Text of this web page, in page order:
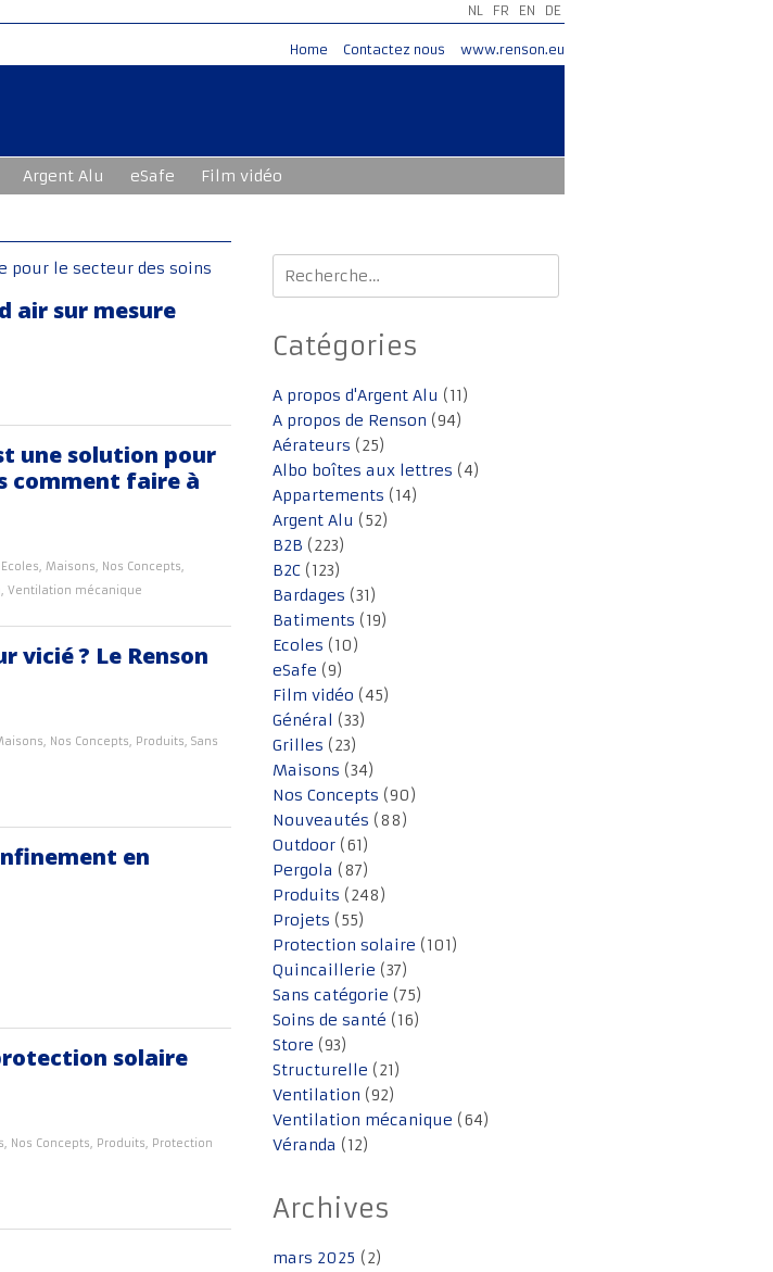
NL FR EN DE
Home Contactez nous www.renson.eu
Argent Alu eSafe Film vidéo
air sur mesure
une solution pour
comment faire à
Ecoles, Maisons, Nos Concepts,
, Ventilation mécanique
vicié ? Le Renson
, Nos Concepts, Produits, Sans
en
solaire
, Nos Concepts, Produits, Protection
Rechercher :
Catégories
A propos d'Argent Alu (11)
A propos de Renson (94)
Aérateurs (25)
Albo boîtes aux lettres (4)
Appartements (14)
Argent Alu (52)
B2B (223)
B2C (123)
Bardages (31)
Batiments (19)
Ecoles (10)
eSafe (9)
Film vidéo (45)
Général (33)
Grilles (23)
Maisons (34)
Nos Concepts (90)
Nouveautés (88)
Outdoor (61)
Pergola (87)
Produits (248)
Projets (55)
Protection solaire (101)
Quincaillerie (37)
Sans catégorie (75)
Soins de santé (16)
Store (93)
Structurelle (21)
Ventilation (92)
Ventilation mécanique (64)
Véranda (12)
Archives
mars 2025 (2)